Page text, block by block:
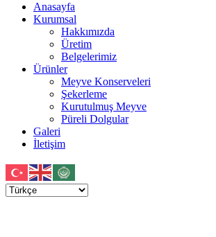
Anasayfa
Kurumsal
Hakkımızda
Üretim
Belgelerimiz
Ürünler
Meyve Konserveleri
Şekerleme
Kurutulmuş Meyve
Püreli Dolgular
Galeri
İletişim